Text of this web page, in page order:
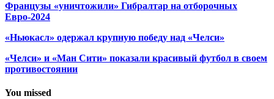
Французы «уничтожили» Гибралтар на отборочных
Евро-2024
«Ньюкасл» одержал крупную победу над «Челси»
«Челси» и «Ман Сити» показали красивый футбол в своем
противостоянии
You missed